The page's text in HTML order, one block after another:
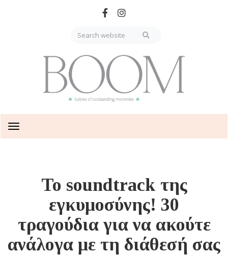
Toggle
navigation
Το soundtrack της
εγκυμοσύνης! 30
τραγούδια για να ακούτε
ανάλογα με τη διάθεσή σας